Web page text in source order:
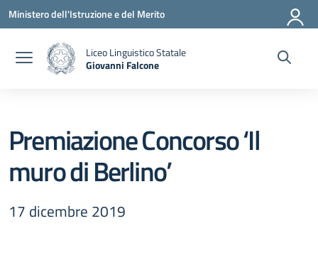
Vai ai contenuti
Vai al menu di navigazione
Vai al footer
Ministero dell'Istruzione e del Merito
Liceo Linguistico Statale
Giovanni Falcone
Premiazione Concorso ‘Il
muro di Berlino’
17 dicembre 2019